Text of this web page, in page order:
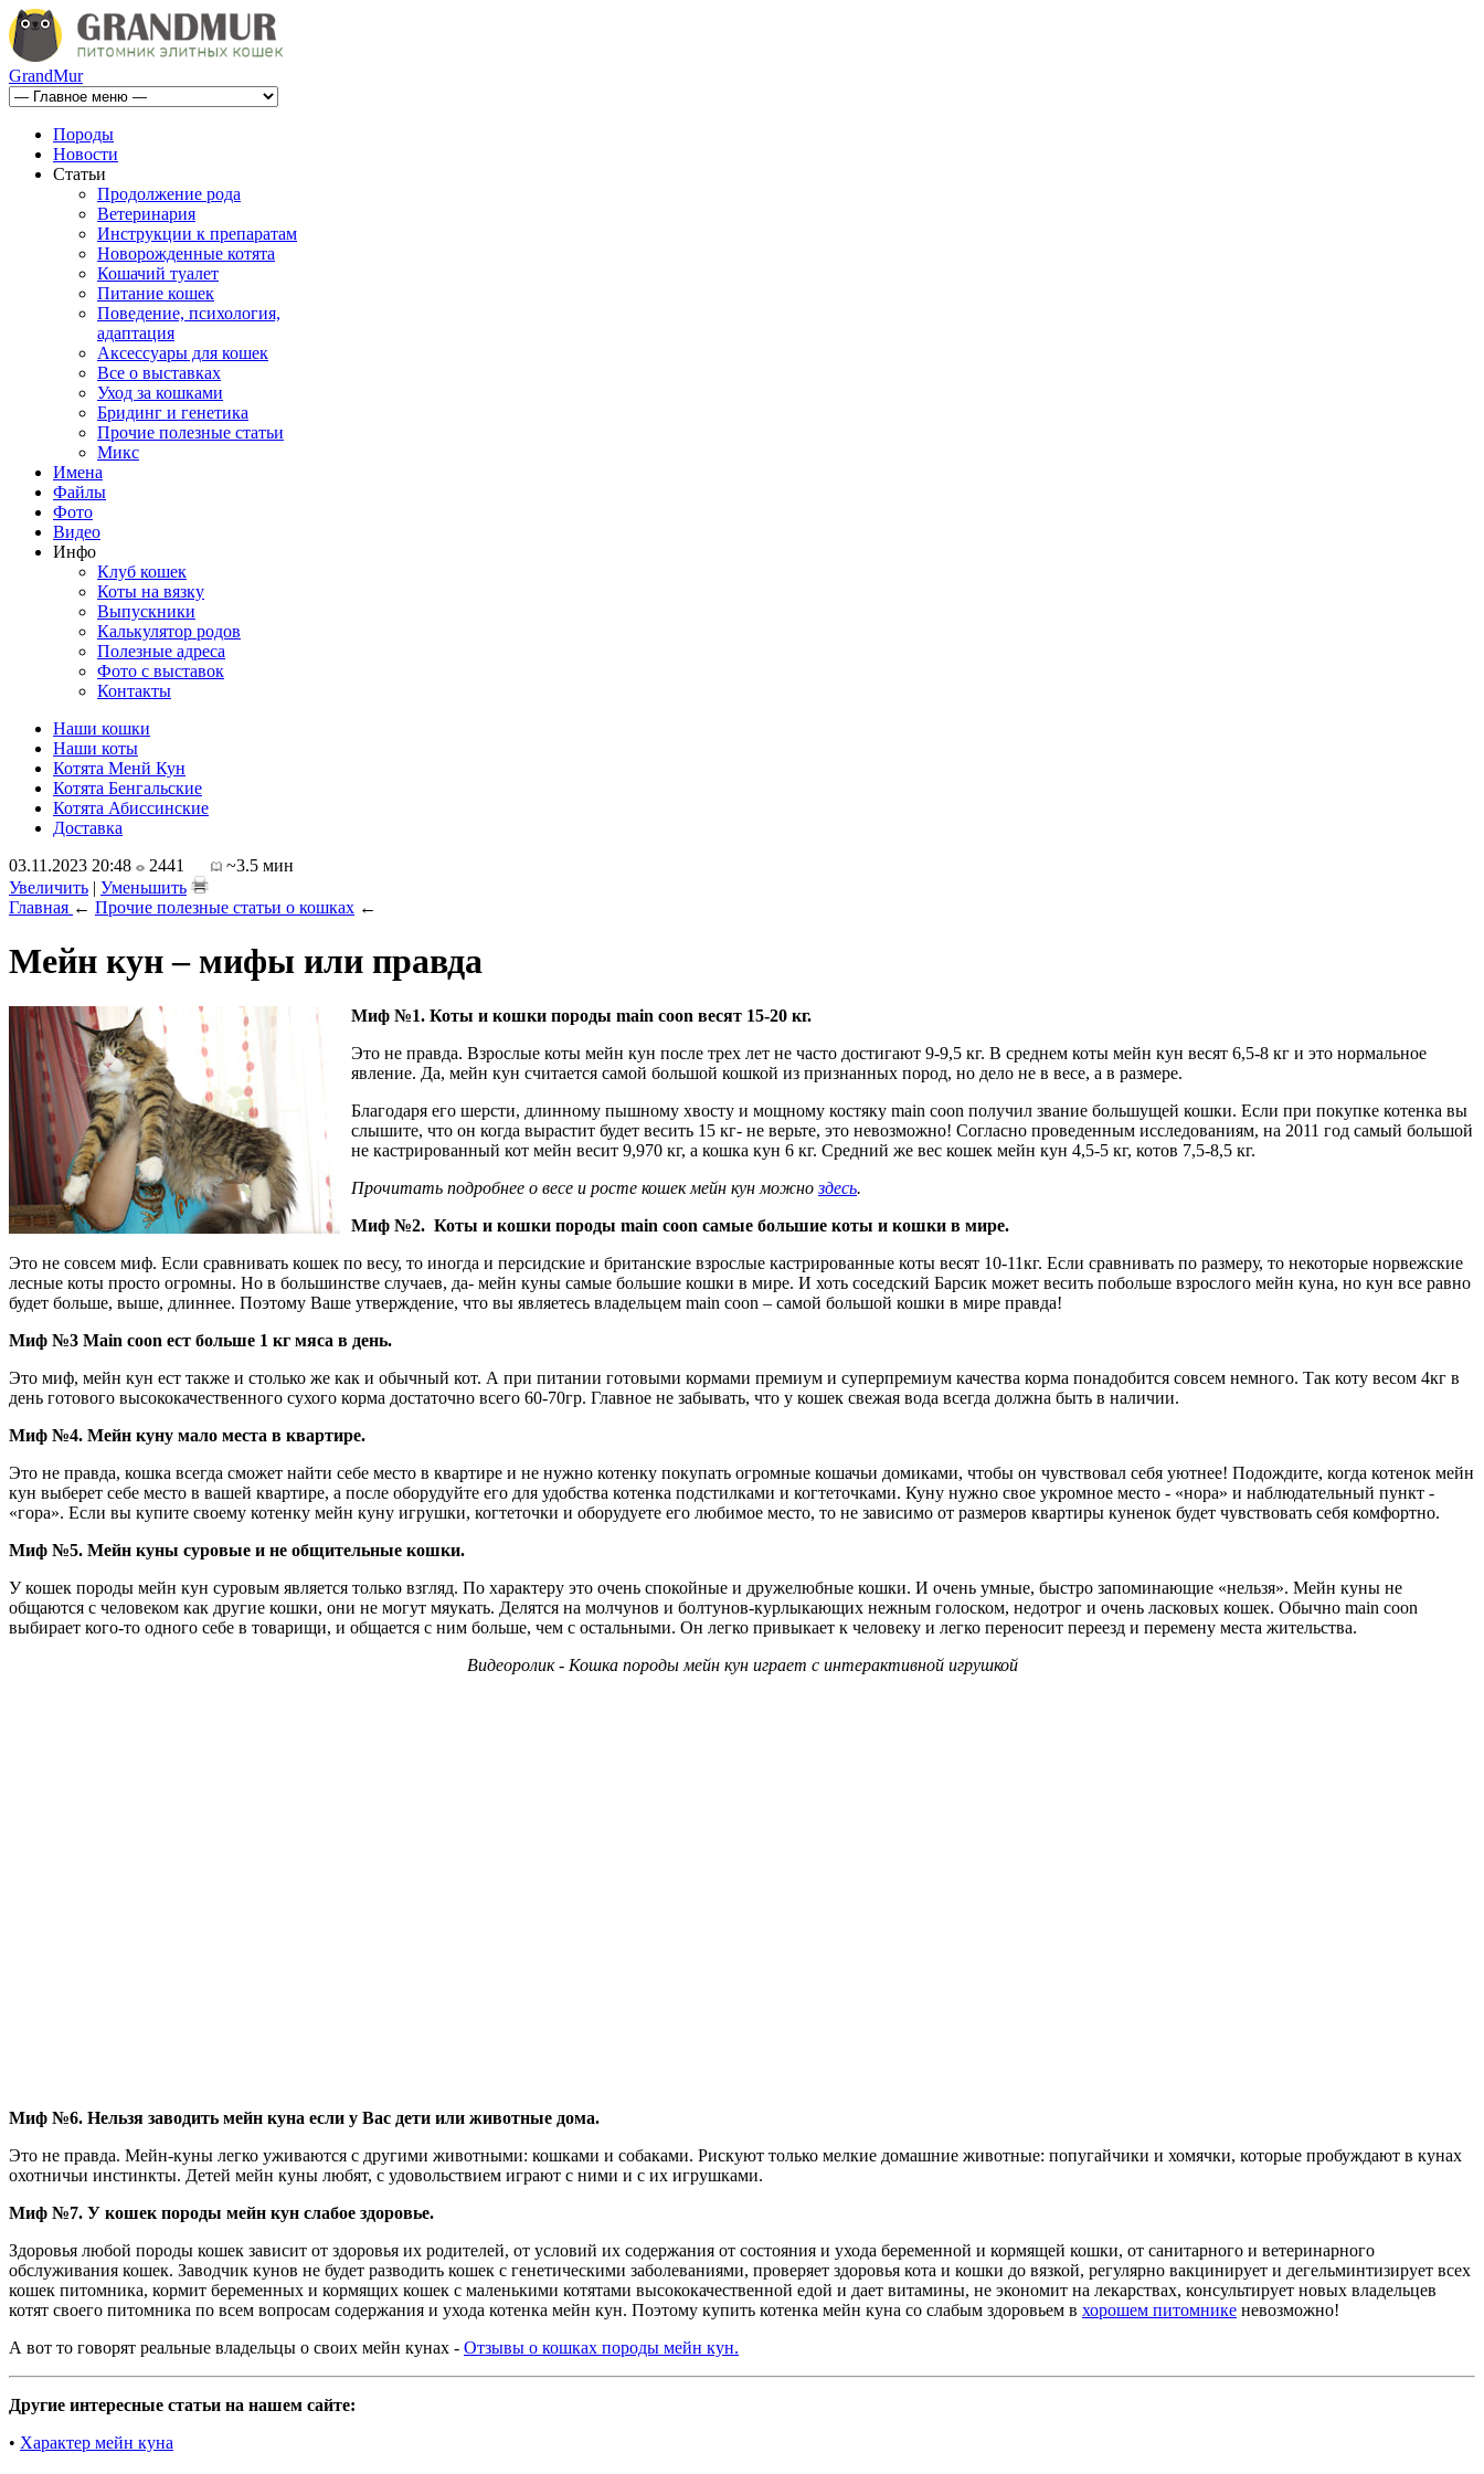
GrandMur
Породы
Новости
Статьи
Продолжение рода
Ветеринария
Инструкции к препаратам
Новорожденные котята
Кошачий туалет
Питание кошек
Поведение, психология,
адаптация
Аксессуары для кошек
Все о выставках
Уход за кошками
Бридинг и генетика
Прочие полезные статьи
Микс
Имена
Файлы
Фото
Видео
Инфо
Клуб кошек
Коты на вязку
Выпускники
Калькулятор родов
Полезные адреса
Фото с выставок
Контакты
Наши кошки
Наши коты
Котята Менй Кун
Котята Бенгальские
Котята Абиссинские
Доставка
03.11.2023 20:48
2441
~3.5 мин
Увеличить | Уменьшить
Главная ← Прочие полезные статьи о кошках ←
Мейн кун – мифы или правда
Миф №1. Коты и кошки породы main coon весят 15-20 кг.
Это не правда. Взрослые коты мейн кун после трех лет не часто достигают 9-9,5 кг. В среднем коты мейн кун весят 6,5-8 кг и это нормальное
явление. Да, мейн кун считается самой большой кошкой из признанных пород, но дело не в весе, а в размере.
Благодаря его шерсти, длинному пышному хвосту и мощному костяку main coon получил звание большущей кошки. Если при покупке котенка вы
слышите, что он когда вырастит будет весить 15 кг- не верьте, это невозможно! Согласно проведенным исследованиям, на 2011 год самый большой
не кастрированный кот мейн весит 9,970 кг, а кошка кун 6 кг. Средний же вес кошек мейн кун 4,5-5 кг, котов 7,5-8,5 кг.
Прочитать подробнее о весе и росте кошек мейн кун можноздесь.
Миф №2. Коты и кошки породы main coon самые большие коты и кошки в мире.
Это не совсем миф. Если сравнивать кошек по весу, то иногда и персидские и британские взрослые кастрированные коты весят 10-11кг. Если сравнивать по размеру, то некоторые норвежские
лесные коты просто огромны. Но в большинстве случаев, да- мейн куны самые большие кошки в мире. И хоть соседский Барсик может весить побольше взрослого мейн куна, но кун все равно
будет больше, выше, длиннее. Поэтому Ваше утверждение, что вы являетесь владельцем main coon – самой большой кошки в мире правда!
Миф №3 Main coon ест больше 1 кг мяса в день.
Это миф, мейн кун ест также и столько же как и обычный кот. А при питании готовыми кормами премиум и суперпремиум качества корма понадобится совсем немного. Так коту весом 4кг в
день готового высококачественного сухого корма достаточно всего 60-70гр. Главное не забывать, что у кошек свежая вода всегда должна быть в наличии.
Миф №4. Мейн куну мало места в квартире.
Это не правда, кошка всегда сможет найти себе место в квартире и не нужно котенку покупать огромные кошачьи домиками, чтобы он чувствовал себя уютнее! Подождите, когда котенок мейн
кун выберет себе место в вашей квартире, а после оборудуйте его для удобства котенка подстилками и когтеточками. Куну нужно свое укромное место - «нора» и наблюдательный пункт -
«гора». Если вы купите своему котенку мейн куну игрушки, когтеточки и оборудуете его любимое место, то не зависимо от размеров квартиры куненок будет чувствовать себя комфортно.
Миф №5. Мейн куны суровые и не общительные кошки.
У кошек породы мейн кун суровым является только взгляд. По характеру это очень спокойные и дружелюбные кошки. И очень умные, быстро запоминающие «нельзя». Мейн куны не
общаются с человеком как другие кошки, они не могут мяукать. Делятся на молчунов и болтунов-курлыкающих нежным голоском, недотрог и очень ласковых кошек. Обычно main coon
выбирает кого-то одного себе в товарищи, и общается с ним больше, чем с остальными. Он легко привыкает к человеку и легко переносит переезд и перемену места жительства.
Видеоролик - Кошка породы мейн кун играет с интерактивной игрушкой
Миф №6. Нельзя заводить мейн куна если у Вас дети или животные дома.
Это не правда. Мейн-куны легко уживаются с другими животными: кошками и собаками. Рискуют только мелкие домашние животные: попугайчики и хомячки, которые пробуждают в кунах
охотничьи инстинкты. Детей мейн куны любят, с удовольствием играют с ними и с их игрушками.
Миф №7. У кошек породы мейн кун слабое здоровье.
Здоровья любой породы кошек зависит от здоровья их родителей, от условий их содержания от состояния и ухода беременной и кормящей кошки, от санитарного и ветеринарного
обслуживания кошек. Заводчик кунов не будет разводить кошек с генетическими заболеваниями, проверяет здоровья кота и кошки до вязкой, регулярно вакцинирует и дегельминтизирует всех
кошек питомника, кормит беременных и кормящих кошек с маленькими котятами высококачественной едой и дает витамины, не экономит на лекарствах, консультирует новых владельцев
котят своего питомника по всем вопросам содержания и ухода котенка мейн кун. Поэтому купить котенка мейн куна со слабым здоровьем в хорошем питомнике невозможно!
А вот то говорят реальные владельцы о своих мейн кунах - Отзывы о кошках породы мейн кун.
Другие интересные статьи на нашем сайте:
• Характер мейн куна